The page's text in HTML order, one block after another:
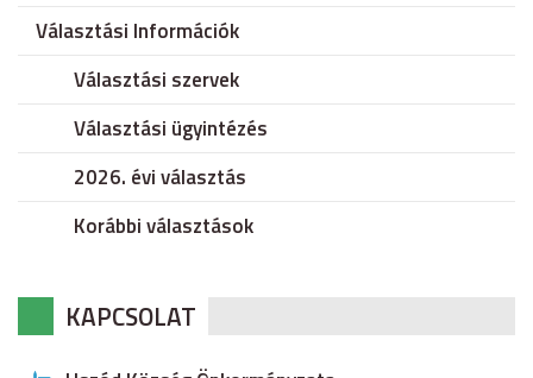
Választási Információk
Választási szervek
Választási ügyintézés
2026. évi választás
Korábbi választások
KAPCSOLAT